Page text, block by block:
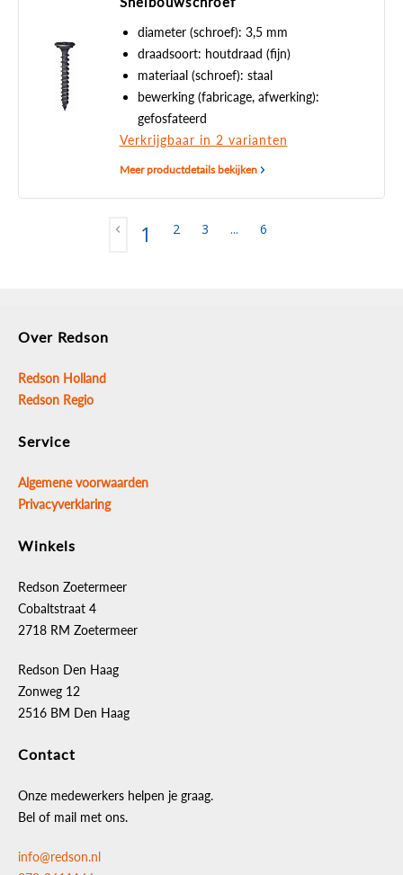
diameter (schroef): 3,5 mm
draadsoort: houtdraad (fijn)
materiaal (schroef): staal
bewerking (fabricage, afwerking):
gefosfateerd
Verkrijgbaar in 2 varianten
Meer productdetails bekijken
1 2 3 ... 6
Over Redson
Redson Holland
Redson Regio
Service
Algemene voorwaarden
Privacyverklaring
Winkels
Redson Zoetermeer
Cobaltstraat 4
2718 RM Zoetermeer
Redson Den Haag
Zonweg 12
2516 BM Den Haag
Contact
Onze medewerkers helpen je graag.
Bel of mail met ons.
info@redson.nl